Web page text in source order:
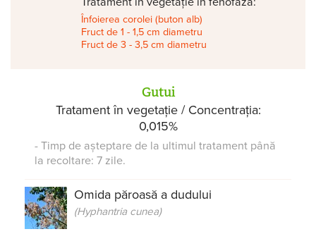
Înfoierea corolei (buton alb)
Fruct de 1 - 1,5 cm diametru
Fruct de 3 - 3,5 cm diametru
Gutui
Tratament în vegetație / Concentrația:
0,015%
- Timp de așteptare de la ultimul tratament până
la recoltare: 7 zile.
Omida păroasă a dudului
(Hyphantria cunea)